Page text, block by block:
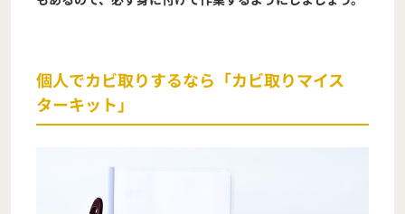
個人でカビ取りするなら「カビ取りマイス
ターキット」